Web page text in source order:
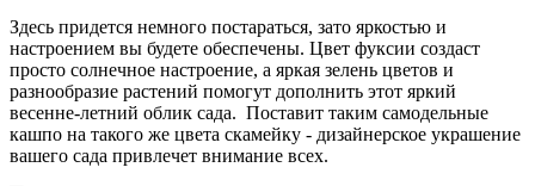
Здесь придется немного постараться, зато яркостью и
настроением вы будете обеспечены. Цвет фуксии создаст
просто солнечное настроение, а яркая зелень цветов и
разнообразие растений помогут дополнить этот яркий
весенне-летний облик сада. Поставит таким самодельные
кашпо на такого же цвета скамейку - дизайнерское украшение
вашего сада привлечет внимание всех.